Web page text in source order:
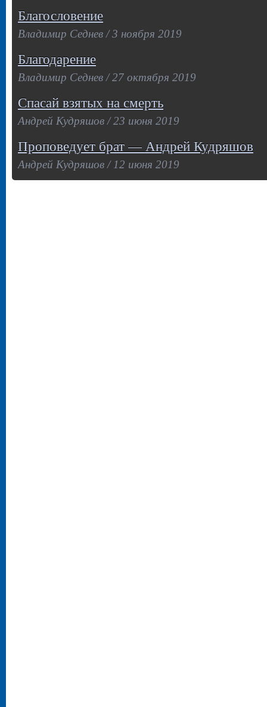
Благословение
Владимир Седнев / 3 ноября 2019
Благодарение
Владимир Седнев / 27 октября 2019
Спасай взятых на смерть
Андрей Кудряшов / 23 июня 2019
Проповедует брат — Андрей Кудряшов
Андрей Кудряшов / 12 июня 2019